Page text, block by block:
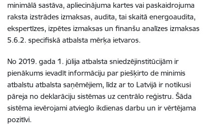
minimālā sastāva, apliecinājuma kartes vai paskaidrojuma
raksta izstrādes izmaksas, audita, tai skaitā energoaudita,
ekspertīzes, izpētes izmaksas un finanšu analīzes izmaksas
5.6.2. specifiskā atbalsta mērķa ietvaros.
No 2019. gada 1. jūlija atbalsta sniedzējinstitūcijām ir
pienākums ievadīt informāciju par piešķirto de minimis
atbalstu atbalsta saņēmējiem, līdz ar to Latvijā ir notikusi
pāreja no deklarāciju sistēmas uz centrālo reģistru. Šāda
sistēma ievērojami atvieglo ikdienas darbu un ir vērtējama
pozitīvi.